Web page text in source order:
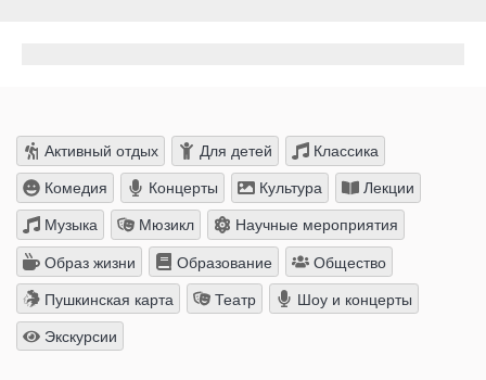
Активный отдых Для детей Классика
Комедия Концерты Культура Лекции
Музыка Мюзикл Научные мероприятия
Образ жизни Образование Общество
Пушкинская карта Театр Шоу и концерты
Экскурсии